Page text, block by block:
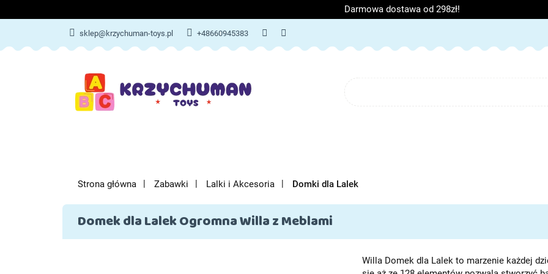
Darmowa dostawa od 298zł!
sklep@krzychuman-toys.pl +48660945383
ZABAWKI AKCESORIA DZIECIĘCE ARTYKUŁY SZKOLNE O NAS
Strona główna Zabawki Lalki i Akcesoria Domki dla Lalek
Domek dla Lalek Ogromna Willa z Meblami
Willa Domek dla Lalek to marzenie każdej